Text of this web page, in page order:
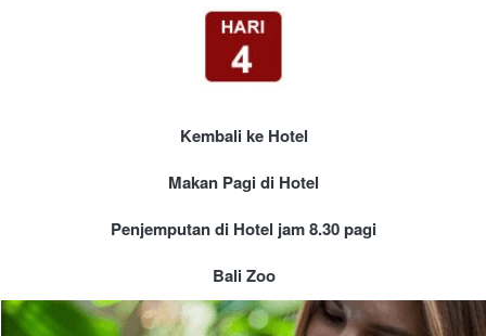
Kembali ke Hotel
Makan Pagi di Hotel
Penjemputan di Hotel jam 8.30 pagi
Bali Zoo